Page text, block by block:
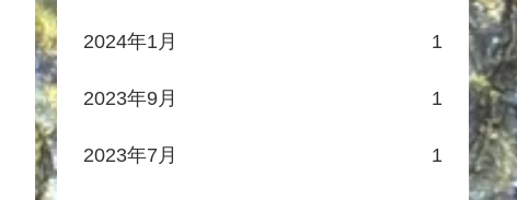
2024年1月 1
2023年9月 1
2023年7月 1